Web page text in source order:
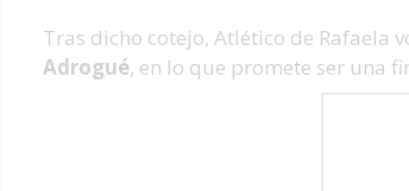
Tras dicho cotejo, Atlético de Rafaela
Adrogué, en lo que promete ser una